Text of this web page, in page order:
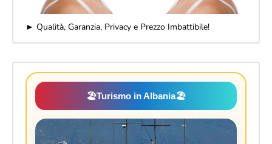
► Qualità, Garanzia, Privacy e Prezzo Imbattibile!
🏖️Turismo in Albania🏖️